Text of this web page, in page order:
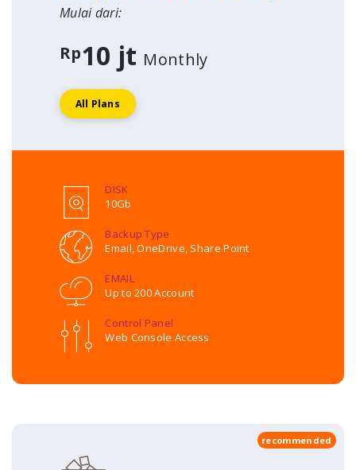
Mulai dari:
Rp10 jt Monthly
All Plans
DISK
10Gb
Backup Type
Email, OneDrive, Share Point
EMAIL
Up to 200 Account
Control Panel
Web Console Access
recommended